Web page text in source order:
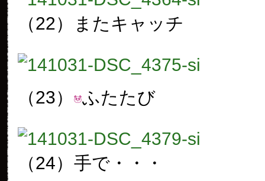
（22） またキャッチ
（23） ふたたび
（24） 手で・・・